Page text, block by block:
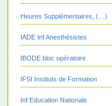
Heures Supplémentaires, (…)
IADE Inf Anesthésistes
IBODE bloc opératoire
IFSI Instituts de Formation
Inf Education Nationale